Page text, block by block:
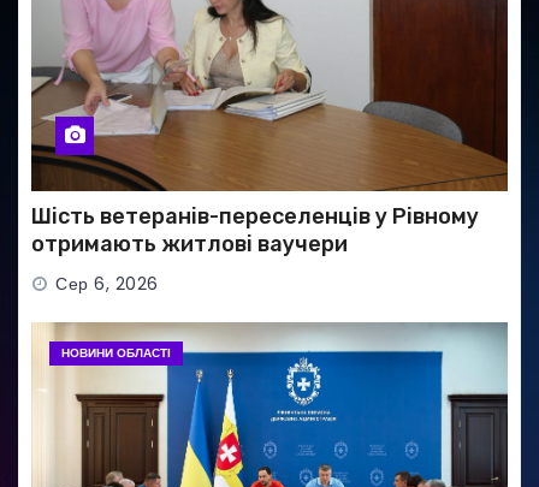
Шість ветеранів-переселенців у Рівному
отримають житлові ваучери
Сер 6, 2026
НОВИНИ ОБЛАСТІ